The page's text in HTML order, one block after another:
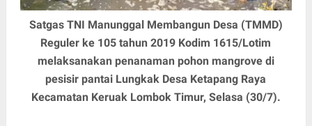
Satgas TNI Manunggal Membangun Desa (TMMD)
Reguler ke 105 tahun 2019 Kodim 1615/Lotim
melaksanakan penanaman pohon mangrove di
pesisir pantai Lungkak Desa Ketapang Raya
Kecamatan Keruak Lombok Timur, Selasa (30/7).